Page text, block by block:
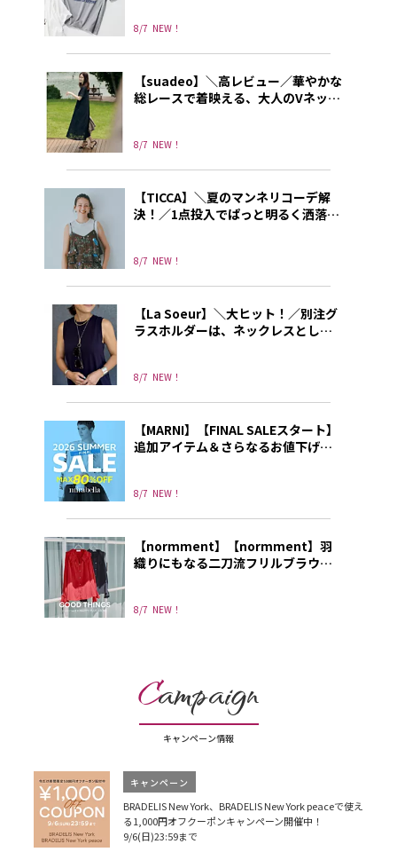
8/7 NEW！
8/7 NEW！
【suadeo】＼高レビュー／華やかな
総レースで着映える、大人のVネック
8/7 NEW！
【TICCA】＼夏のマンネリコーデ解
決！／1点投入でぱっと明るく洒落て
8/7 NEW！
【La Soeur】＼大ヒット！／別注グ
ラスホルダーは、ネックレスとして
8/7 NEW！
【MARNI】【FINAL SALEスタート】
追加アイテム＆さらなるお値下げ
8/7 NEW！
【normment】【normment】羽
織りにもなる二刀流フリルブラウス
Campaign
キャンペーン情報
キャンペーン
BRADELIS New York、BRADELIS New York peaceで使え
る1,000円オフクーポンキャンペーン開催中！
9/6(日)23:59まで